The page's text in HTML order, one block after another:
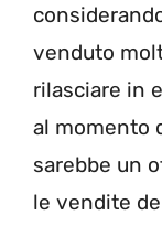
venduto
rilasciare in
al momento
sarebbe un
le vendite